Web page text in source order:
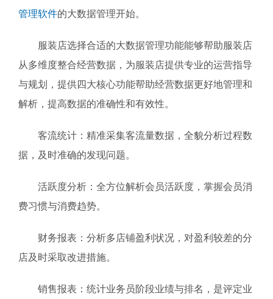
管理软件的大数据管理开始。
服装店选择合适的大数据管理功能能够帮助服装店
从多维度整合经营数据，为服装店提供专业的运营指导
与规划，提供四大核心功能帮助经营数据更好地管理和
解析，提高数据的准确性和有效性。
客流统计：精准采集客流量数据，全貌分析过程数
据，及时准确的发现问题。
活跃度分析：全方位解析会员活跃度，掌握会员消
费习惯与消费趋势。
财务报表：分析多店铺盈利状况，对盈利较差的分
店及时采取改进措施。
销售报表：统计业务员阶段业绩与排名，是评定业